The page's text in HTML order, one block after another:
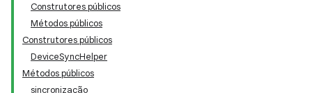
Construtores públicos
Métodos públicos
Construtores públicos
DeviceSyncHelper
Métodos públicos
sincronização